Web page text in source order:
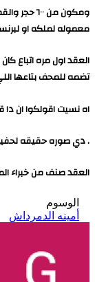
ومكون
معموله لملكه او
تضمه للمحف بتاعها اللي بتحط فيه
اه نسيت اقولكوا ان
. دي صوره حقيقه
العقد صنف من خبراء
الوسوم
أمينه الدمرداش